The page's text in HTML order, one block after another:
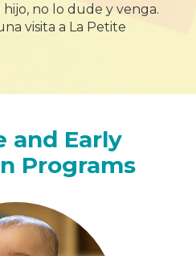
hijo, no lo dude y venga.
visita a La Petite
and Early
Programs